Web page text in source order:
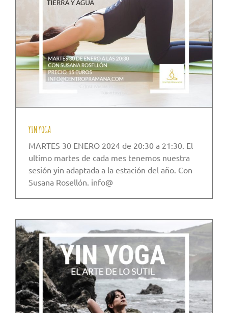
YIN YOGA
MARTES 30 ENERO 2024 de 20:30 a 21:30. El
ultimo martes de cada mes tenemos nuestra
sesión yin adaptada a la estación del año. Con
Susana Rosellón. info@